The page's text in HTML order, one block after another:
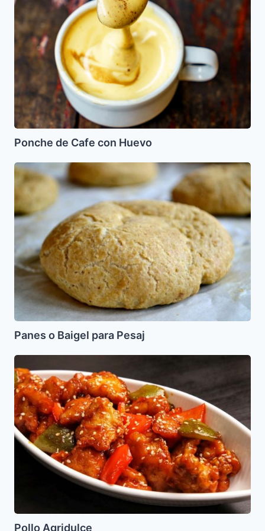
Huevo
Ponche de Cafe con Huevo
Panes
Baigel
para
Pesaj
Panes o Baigel para Pesaj
Pollo
Agridulce
Pollo Agridulce